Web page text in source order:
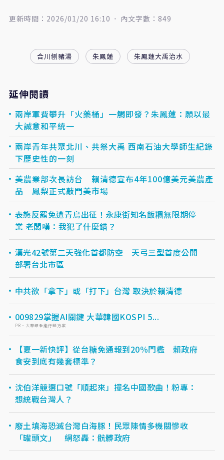
更新時間：2026/01/20 16:10 內文字數：849
合川刨豬湯 朱鳳蓮 朱鳳蓮大禹治水
延伸閱讀
兩岸軍費攀升「火藥桶」一觸即發？朱鳳蓮：願以最
大誠意和平統一
兩岸青年共聚北川、共祭大禹 西南石油大學師生紀錄
下歷史性的一刻
美農業部次長訪台 賴清德宣布4年100億美元美農產
品 鳳梨正式敲門美市場
表態反罷免遭青鳥出征！永康街知名飯糰無限期停
業 老闆嘆：我犯了什麼錯？
漢光42號第二天強化首都防空 天弓三型首度公開
部署台北市區
中共欲「拿下」或「打下」台灣 取決於賴清德
009829掌握AI關鍵 大華韓國KOSPI 5...
PR・大華銀全能行銷方案
【夏一新快評】從台糖免通報到20％門檻 賴政府
食安到底有幾套標準？
沈伯洋競選口號「順起來」撞名中國歌曲！粉專：
想統戰台灣人？
廢土填海恐滅台灣白海豚！民眾陳情多機關慘收
「罐頭文」 網怒轟：骯髒政府